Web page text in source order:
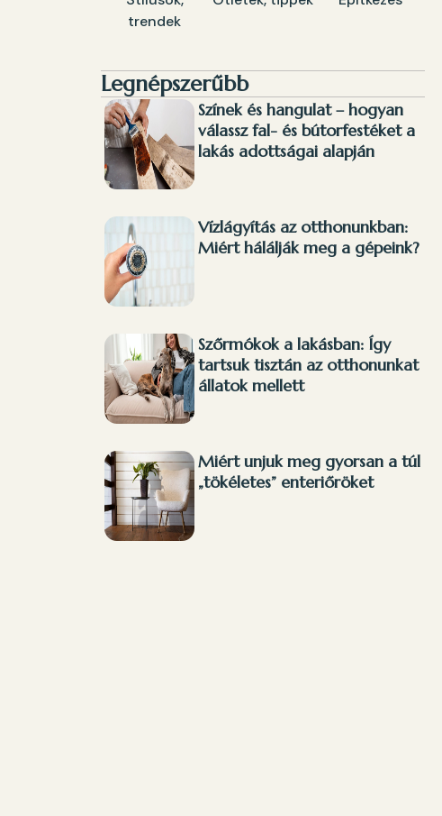
trendek
Legnépszerűbb
Színek és hangulat – hogyan
válassz fal- és bútorfestéket a
lakás adottságai alapján
Vízlágyítás az otthonunkban:
Miért hálálják meg a gépeink?
Szőrmókok a lakásban: Így
tartsuk tisztán az otthonunkat
állatok mellett
Miért unjuk meg gyorsan a túl
„tökéletes” enteriőröket